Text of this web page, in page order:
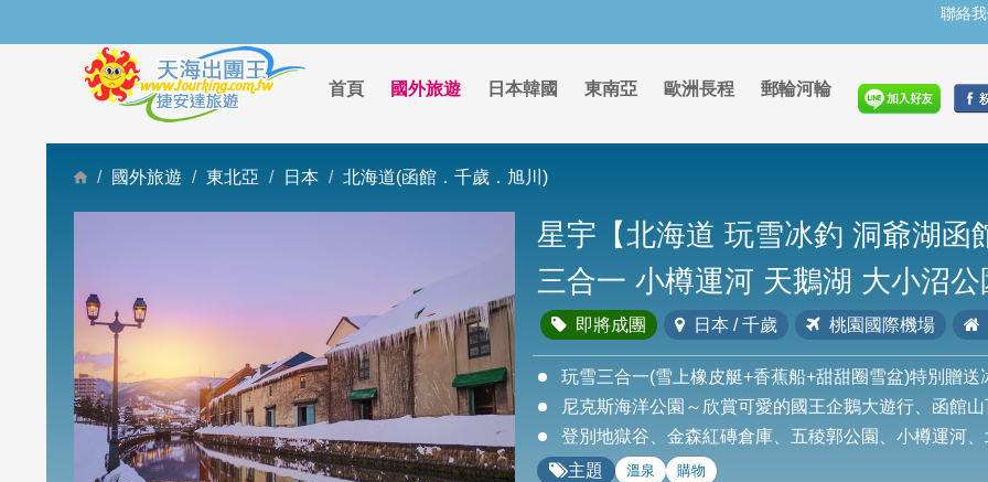
聯絡
首頁 國外旅遊 日本韓國 東南亞 歐洲長程 郵輪河輪
國外旅遊 東北亞 日本 北海道(函館．千歲．旭川)
星宇【北海道 玩雪冰釣 洞爺湖函
三合一 小樽運河 天鵝湖 大小沼
即將成團 日本 / 千歲 桃園國際機場
玩雪三合一(雪上橡皮艇+香蕉船+甜甜圈雪盆)特別贈送
尼克斯海洋公園～欣賞可愛的國王企鵝大遊行、函館
登別地獄谷、金森紅磚倉庫、五稜郭公園、小樽運河
主題
溫泉 購物